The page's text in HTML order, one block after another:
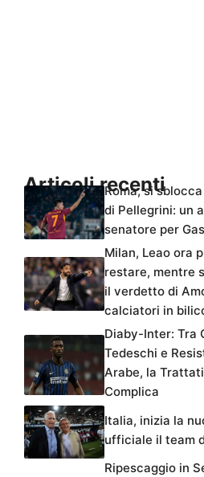
Articoli recenti
Roma, si
di Pellegrini: un
senatore per
Milan, Leao ora
restare, mentre
il verdetto di
calciatori in
Diaby-Inter: Tra
Tedeschi e
Arabe, la
Complica
Italia, inizia la
ufficiale il team
Ripescaggio in